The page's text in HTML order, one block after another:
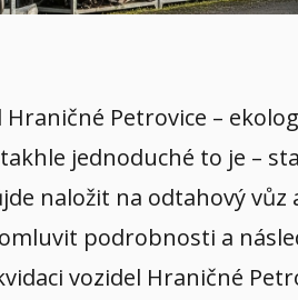
Hraničné Petrovice –
jednoduché to je –
naložit na odtahový
podrobnosti a
vozidel Hraničné